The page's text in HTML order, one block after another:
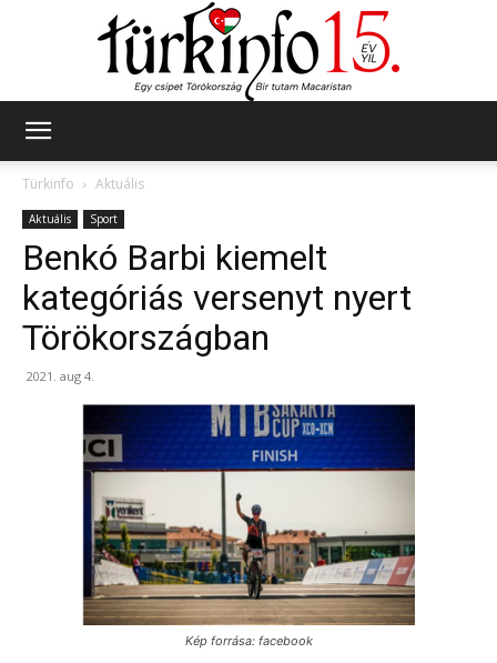
Türkinfo
Aktuális
Aktuális Sport
Benkó Barbi kiemelt
kategóriás versenyt nyert
Törökországban
2021. aug 4.
Kép forrása: facebook